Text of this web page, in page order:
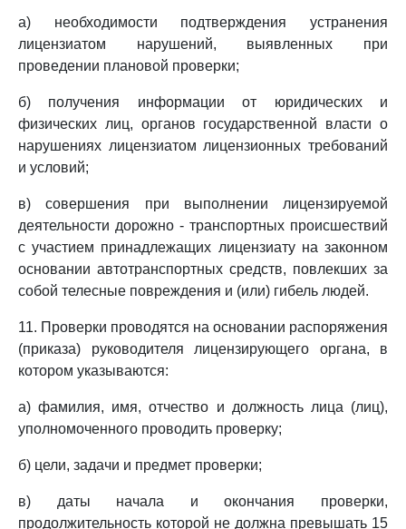
а) необходимости подтверждения устранения
лицензиатом нарушений, выявленных при
проведении плановой проверки;
б) получения информации от юридических и
физических лиц, органов государственной власти о
нарушениях лицензиатом лицензионных требований
и условий;
в) совершения при выполнении лицензируемой
деятельности дорожно - транспортных происшествий
с участием принадлежащих лицензиату на законном
основании автотранспортных средств, повлекших за
собой телесные повреждения и (или) гибель людей.
11. Проверки проводятся на основании распоряжения
(приказа) руководителя лицензирующего органа, в
котором указываются:
а) фамилия, имя, отчество и должность лица (лиц),
уполномоченного проводить проверку;
б) цели, задачи и предмет проверки;
в) даты начала и окончания проверки,
продолжительность которой не должна превышать 15